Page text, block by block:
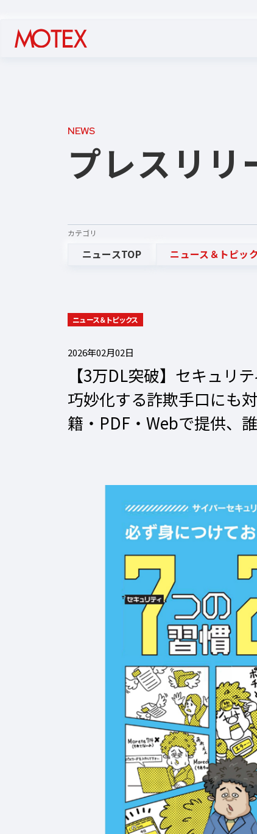
NEWS
プレスリリ
カテゴリ
ニュースTOP ニュース＆トピッ
ニュース＆トピックス
2026年02月02日
【3万DL突破】セキュリ
巧妙化する詐欺手口にも
籍・PDF・Webで提供、